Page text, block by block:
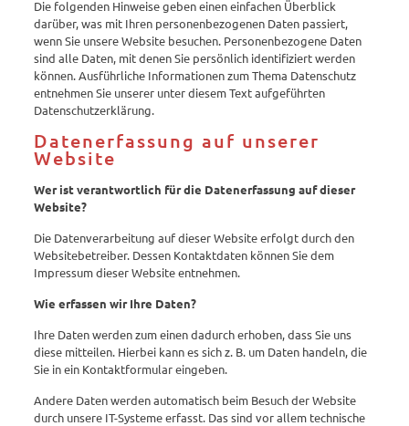
Die folgenden Hinweise geben einen einfachen Überblick
darüber, was mit Ihren personenbezogenen Daten passiert,
wenn Sie unsere Website besuchen. Personenbezogene Daten
sind alle Daten, mit denen Sie persönlich identifiziert werden
können. Ausführliche Informationen zum Thema Datenschutz
entnehmen Sie unserer unter diesem Text aufgeführten
Datenschutzerklärung.
Datenerfassung auf unserer
Website
Wer ist verantwortlich für die Datenerfassung auf dieser
Website?
Die Datenverarbeitung auf dieser Website erfolgt durch den
Websitebetreiber. Dessen Kontaktdaten können Sie dem
Impressum dieser Website entnehmen.
Wie erfassen wir Ihre Daten?
Ihre Daten werden zum einen dadurch erhoben, dass Sie uns
diese mitteilen. Hierbei kann es sich z. B. um Daten handeln, die
Sie in ein Kontaktformular eingeben.
Andere Daten werden automatisch beim Besuch der Website
durch unsere IT-Systeme erfasst. Das sind vor allem technische